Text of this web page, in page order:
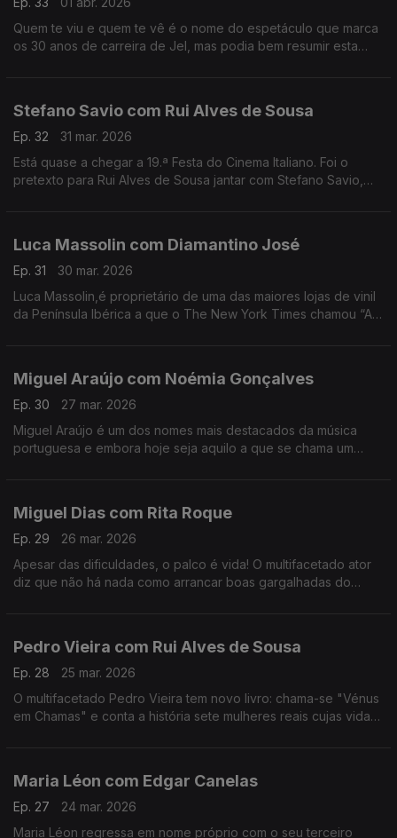
Quem te viu e quem te vê é o nome do espetáculo que marca
os 30 anos de carreira de Jel, mas podia bem resumir esta
Stefano Savio com Rui Alves de Sousa
Ep. 32
31 mar. 2026
Está quase a chegar a 19.ª Festa do Cinema Italiano. Foi o
pretexto para Rui Alves de Sousa jantar com Stefano Savio,
Luca Massolin com Diamantino José
Ep. 31
30 mar. 2026
Luca Massolin,é proprietário de uma das maiores lojas de vinil
da Península Ibérica a que o The New York Times chamou “A
Miguel Araújo com Noémia Gonçalves
Ep. 30
27 mar. 2026
Miguel Araújo é um dos nomes mais destacados da música
portuguesa e embora hoje seja aquilo a que se chama um
Miguel Dias com Rita Roque
Ep. 29
26 mar. 2026
Apesar das dificuldades, o palco é vida! O multifacetado ator
diz que não há nada como arrancar boas gargalhadas do
Pedro Vieira com Rui Alves de Sousa
Ep. 28
25 mar. 2026
O multifacetado Pedro Vieira tem novo livro: chama-se "Vénus
em Chamas" e conta a história sete mulheres reais cujas vidas
Maria Léon com Edgar Canelas
Ep. 27
24 mar. 2026
Maria Léon regressa em nome próprio com o seu terceiro